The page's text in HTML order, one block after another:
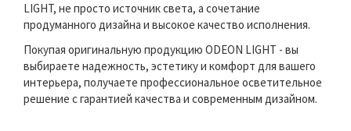
LIGHT, не просто источник света, а сочетание
продуманного дизайна и высокое качество исполнения.
Покупая оригинальную продукцию ODEON LIGHT - вы
выбираете надежность, эстетику и комфорт для вашего
интерьера, получаете профессиональное осветительное
решение с гарантией качества и современным дизайном.